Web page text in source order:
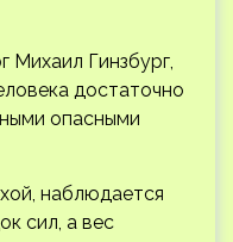
Михаил Гинзбург,
достаточно
опасными
наблюдается
сил, а вес